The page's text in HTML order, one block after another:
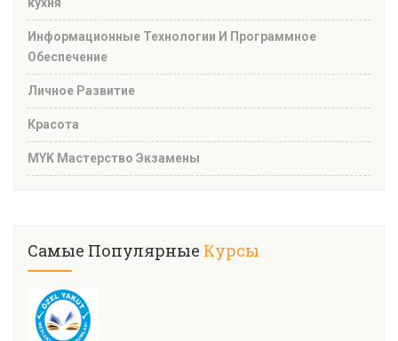
кухня
Информационные Технологии И Программное
Обеспечение
Личное Развитие
Красота
MYK Мастерство Экзамены
Самые Популярные Курсы